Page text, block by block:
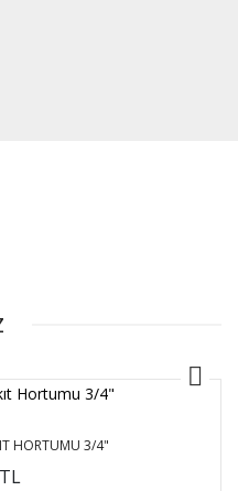
HORTUMU 3/4"